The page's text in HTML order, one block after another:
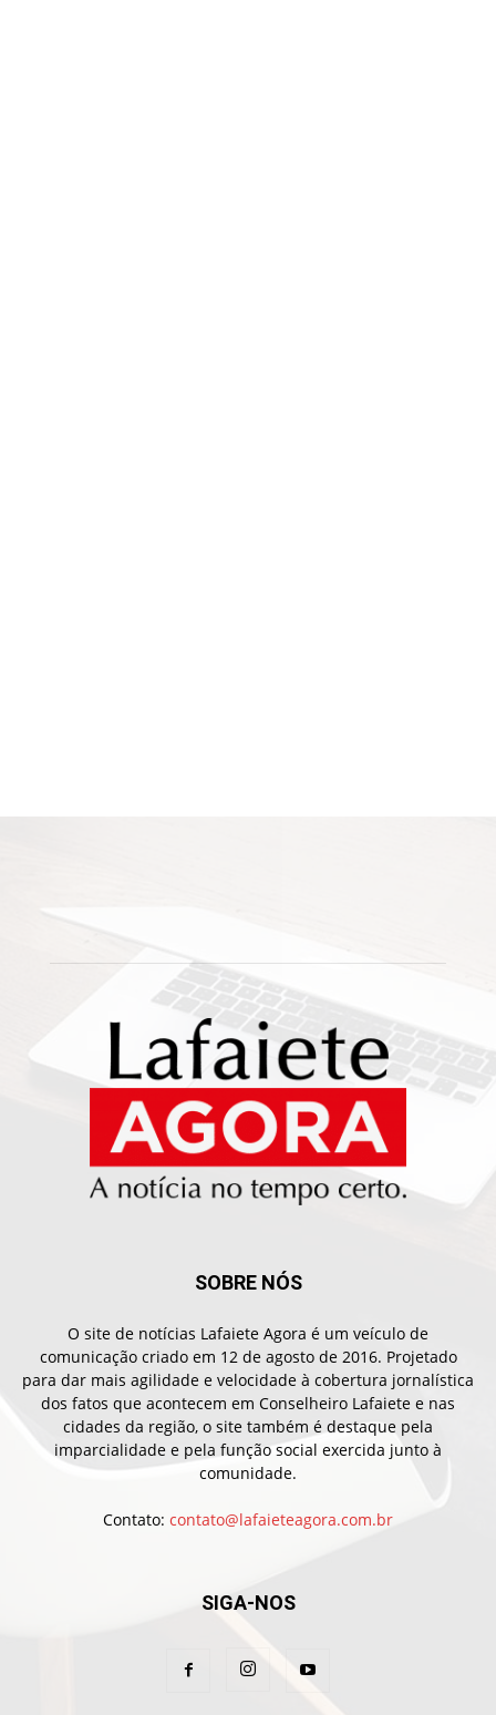
SOBRE NÓS
O site de notícias Lafaiete Agora é um veículo de
comunicação criado em 12 de agosto de 2016. Projetado
para dar mais agilidade e velocidade à cobertura jornalística
dos fatos que acontecem em Conselheiro Lafaiete e nas
cidades da região, o site também é destaque pela
imparcialidade e pela função social exercida junto à
comunidade.
Contato: contato@lafaieteagora.com.br
SIGA-NOS